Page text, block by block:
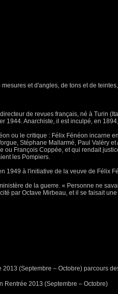
et d'angles, de tons et de
de revues français, né à Turin
1944. Anarchiste, il est inculpé, en
ou le critique : Félix Fénéon incarne
Stéphane Mallarmé, Paul Valéry
ou François Coppée, et qui rendait
les Pompiers.
1949 à l'initiative de la veuve de Félix
de la guerre. « Personne ne
par Octave Mirbeau, et il se faisait
Rentrée 2013 (Septembre – Octobre)